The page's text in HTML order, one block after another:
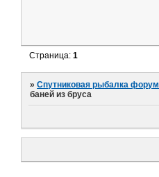
Страница:1
»Спутниковая рыбалка форум
баней из бруса